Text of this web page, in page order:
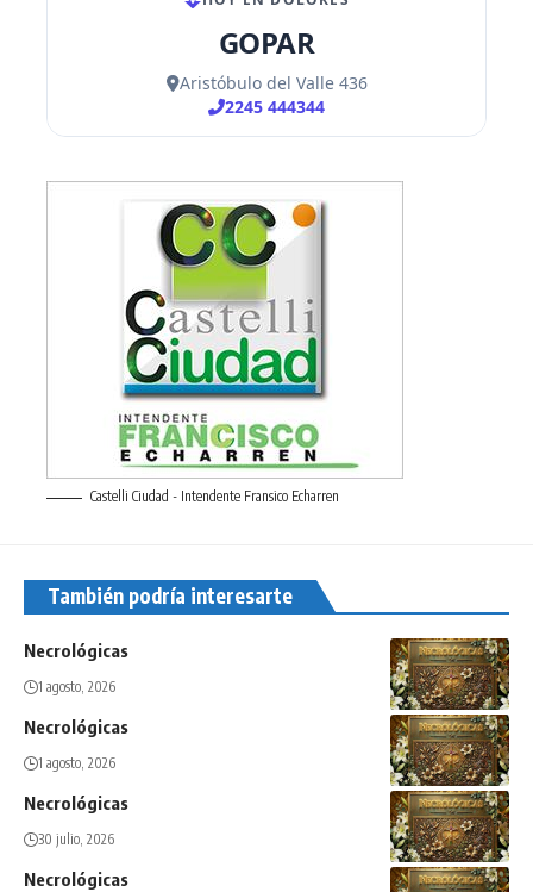
Castelli Ciudad - Intendente Fransico Echarren
También podría interesarte
Necrológicas
1 agosto, 2026
Necrológicas
1 agosto, 2026
Necrológicas
30 julio, 2026
Necrológicas